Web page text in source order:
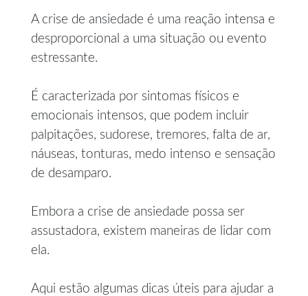
A crise de ansiedade é uma reação intensa e
desproporcional a uma situação ou evento
estressante.
É caracterizada por sintomas físicos e
emocionais intensos, que podem incluir
palpitações, sudorese, tremores, falta de ar,
náuseas, tonturas, medo intenso e sensação
de desamparo.
Embora a crise de ansiedade possa ser
assustadora, existem maneiras de lidar com
ela.
Aqui estão algumas dicas úteis para ajudar a